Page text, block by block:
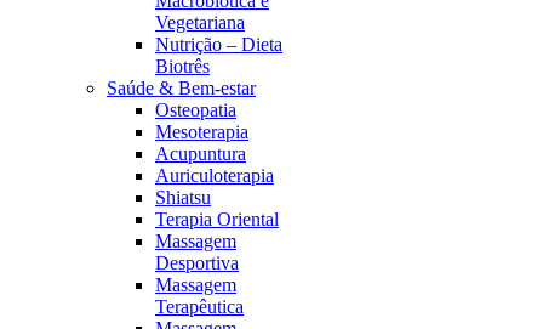
Vegetariana
Nutrição – Dieta
Biotrês
Saúde & Bem-estar
Osteopatia
Mesoterapia
Acupuntura
Auriculoterapia
Shiatsu
Terapia Oriental
Massagem
Desportiva
Massagem
Terapêutica